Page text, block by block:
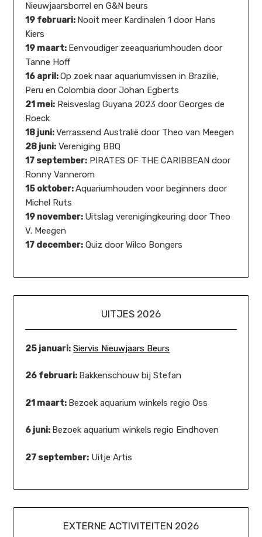
Nieuwjaarsborrel en G&N beurs
19 februari: Nooit meer Kardinalen 1 door Hans
Kiers
19 maart: Eenvoudiger zeeaquariumhouden door
Tanne Hoff
16 april:Op zoek naar aquariumvissen in Brazilië,
Peru en Colombia door Johan Egberts
21 mei: Reisveslag Guyana 2023 door Georges de
Roeck
18 juni:Verrassend Australië door Theo van Meegen
28 juni: Vereniging BBQ
17 september: PIRATES OF THE CARIBBEAN door
Ronny Vannerom
15 oktober:Aquariumhouden voor beginners door
Michel Ruts
19 november: Uitslag verenigingkeuring door Theo
V. Meegen
17 december: Quiz door Wilco Bongers
UITJES 2026
25 januari: Siervis Nieuwjaars Beurs
26 februari: Bakkenschouw bij Stefan
21 maart: Bezoek aquarium winkels regio Oss
6 juni: Bezoek aquarium winkels regio Eindhoven
27 september: Uitje Artis
EXTERNE ACTIVITEITEN 2026